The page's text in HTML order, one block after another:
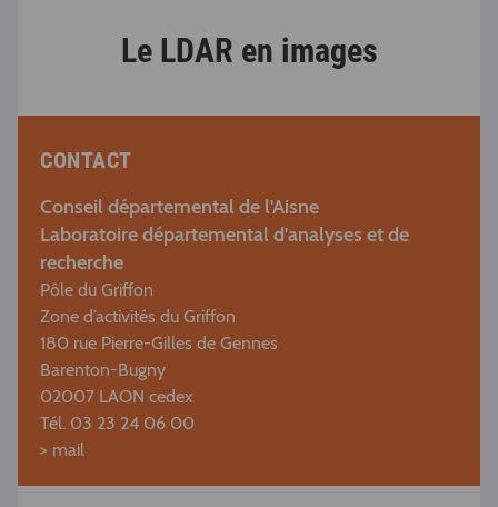
Le LDAR en images
CONTACT
Conseil départemental de l'Aisne
Laboratoire départemental d'analyses et de
recherche
Pôle du Griffon
Zone d’activités du Griffon
180 rue Pierre-Gilles de Gennes
Barenton-Bugny
02007 LAON cedex
Tél. 03 23 24 06 00
> mail